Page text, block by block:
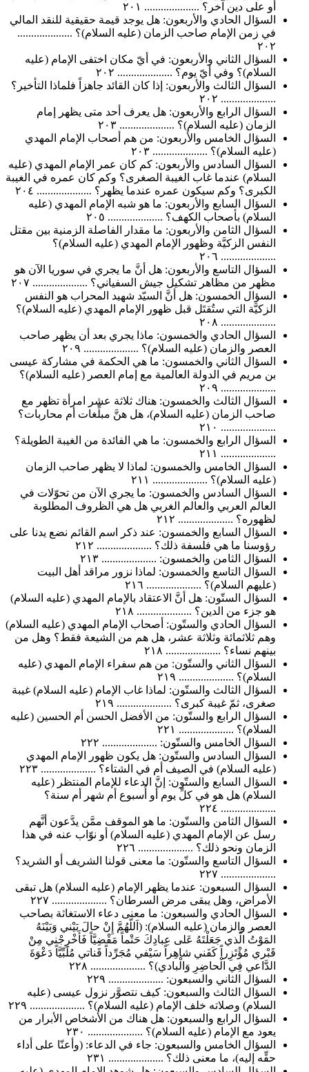
أو على دين آخر؟ .................... ٢٠١
السؤال الحادي والأربعون: هل يوجد قيمة حقيقية للنقد المالي
في زمن الإمام صاحب الزمان (عليه السلام)؟ ....................
السؤال الثاني والأربعون: في أيّ مكان اختفى الإمام (عليه
السلام)؟ وفي أيّ يوم؟ .................... ٢٠٢
السؤال الثالث والأربعون: إذا كان القائد جاهزاً فلماذا التأخير؟
.................... ٢٠٢
السؤال الرابع والأربعون: هل يعرف أحد متى يظهر إمام
الزمان (عليه السلام)؟ .................... ٢٠٣
السؤال الخامس والأربعون: من هم أصحاب الإمام المهدي
(عليه السلام)؟ .................... ٢٠٣
السؤال السادس والأربعون: كم كان عمر الإمام المهدي (عليه
السلام) عندما غاب الغيبة الصغرى؟ وكم كان عمره في الغيبة
الكبرى؟ وكم سيكون عمره عندما يظهر؟ .................... ٢٠٤
السؤال السابع والأربعون: ما هو شبه الإمام المهدي (عليه
السلام) بأصحاب الكهف؟ .................... ٢٠٥
السؤال الثامن والأربعون: ما مقدار الفاصلة الزمنية بين مقتل
النفس الزكيَّة وظهور الإمام المهدي (عليه السلام)؟
.................... ٢٠٦
السؤال التاسع والأربعون: هل أنَّ ما يجري في سوريا الآن هو
مظهر من مظاهر تشكيل جيش السفياني؟ .................... ٢٠٧
السؤال الخمسون: هل أنَّ السيّد شهيد المحراب هو النفس
الزكيَّة التي ستُقتَل قبل ظهور الإمام المهدي (عليه السلام)؟
.................... ٢٠٨
السؤال الحادي والخمسون: ماذا يجري بعد أن يظهر صاحب
العصر والزمان (عليه السلام)؟ .................... ٢٠٩
السؤال الثاني والخمسون: ما هي الحكمة في مشاركة عيسى
بن مريم في الدولة العالمية مع إمام العصر (عليه السلام)؟
.................... ٢٠٩
السؤال الثالث والخمسون: هناك ثلاثة عشر امرأة تظهر مع
صاحب الزمان (عليه السلام)، هل هنَّ مبلِّغات أم محاربات؟
.................... ٢١٠
السؤال الرابع والخمسون: ما هي الفائدة من الغيبة الطويلة؟
.................... ٢١١
السؤال الخامس والخمسون: لماذا لا يظهر صاحب الزمان
(عليه السلام)؟ .................... ٢١١
السؤال السادس والخمسون: ما يجري الآن من تحوّلات في
العالم العربي والعالم الغربي هل هي الظروف المطلوبة
لظهوره؟ .................... ٢١٢
السؤال السابع والخمسون: عند ذكر اسم القائم نضع يدنا على
رؤوسنا ما هي فلسفة ذلك؟ .................... ٢١٢
السؤال الثامن والخمسون: .................... ٢١٣
السؤال التاسع والخمسون: لماذا نزور مراقد أهل البيت
(عليهم السلام)؟ .................... ٢١٦
السؤال الستّون: هل أنَّ الاعتقاد بالإمام المهدي (عليه السلام)
هو جزء من الدين؟ .................... ٢١٨
السؤال الحادي والستّون: أصحاب الإمام المهدي (عليه السلام)
وهم ثلاثمائة وثلاثة عشر، هل هم من الشيعة فقط؟ وهل من
بينهم نساء؟ .................... ٢١٨
السؤال الثاني والستّون: من هم سفراء الإمام المهدي (عليه
السلام)؟ .................... ٢١٩
السؤال الثالث والستّون: لماذا غاب الإمام (عليه السلام) غيبة
صغرى، ثمّ غيبة كبرى؟ .................... ٢١٩
السؤال الرابع والستّون: من الأفضل الحسن أم الحسين (عليه
السلام)؟ .................... ٢٢١
السؤال الخامس والستّون: .................... ٢٢٢
السؤال السادس والستّون: هل يكون ظهور الإمام المهدي
(عليه السلام) في الصيف أم في الشتاء؟ .................... ٢٢٣
السؤال السابع والستّون: إنَّ الدعاء للإمام المنتظر (عليه
السلام) هل هو في كلِّ يوم أو أُسبوع أم شهر أم سنة؟
.................... ٢٢٤
السؤال الثامن والستّون: ما هو الموقف ممَّن يدَّعون أنَّهم
رسل عن الإمام المهدي (عليه السلام) أو نوّاب عنه في هذا
الزمان ونحو ذلك؟ .................... ٢٢٦
السؤال التاسع والستّون: ما معنى قولنا الشريف أو الشريد؟
.................... ٢٢٧
السؤال السبعون: عندما يظهر الإمام (عليه السلام) هل تبقى
الأمراض، وهل يبقى مرض السرطان؟ .................... ٢٢٧
السؤال الحادي والسبعون: ما معنى دعاء الاستغاثة بصاحب
العصر والزمان (عليه السلام): (اَللّهُمَّ إِنْ حالَ بَيْني وَبَيْنَهُ
المَوْتُ الَّذي جَعَلْتَهُ عَلى عِبادِكَ حَتْماً مَقْضِيَّاً فَأَخْرِجْني مِنْ
قَبْري مُؤْتَزِراً كَفَني شاهِراً سَيْفي مُجَرِّداً قَناتي مُلَبِّيَّاً دَعْوَةَ
الدَّاعي فِي الْحاضِرِ وَالْبادي)؟ .................... ٢٢٨
السؤال الثاني والسبعون: .................... ٢٢٩
السؤال الثالث والسبعون: كيف نتصوَّر نزول عيسى (عليه
السلام) وصلاته خلف الإمام (عليه السلام)؟ .................... ٢٢٩
السؤال الرابع والسبعون: هل هناك من الأشخاص الأبرار من
يعود مع الإمام (عليه السلام)؟ .................... ٢٣٠
السؤال الخامس والسبعون: جاء في الدعاء: (وأعنّا على أداء
حقِّه إليه)، ما معنى ذلك؟ .................... ٢٣١